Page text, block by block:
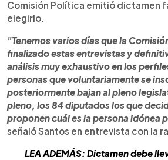
Comisión Política emitió dictamen
elegirlo.
"Tenemos varios días que la
finalizado estas entrevistas y
análisis muy exhaustivo en los
personas que voluntariamente se
posteriormente bajan al pleno
pleno, los 84 diputados los que
proponen cuál es la persona idónea
señaló Santos en entrevista con la
LEA ADEMÁS: Dictamen debe